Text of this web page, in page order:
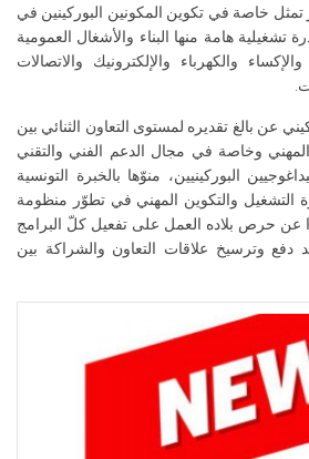
خاصة في تكوين المكونين البوركينين في
هامة منها البناء والأشغال العمومية
والكهرباء والإلكترونيك والاتصالات
عن بالغ تقديره لمستوى التعاون الثنائي بين
وخاصة في مجال الدعم الفني والتقني
البوركينيين، منوّها بالخبرة التونسية
التشغيل والتكوين المهني في تطوّر منظومة
عن حرص بلاده العمل على تفعيل كلّ البرامج
دفع وترسيخ علاقات التعاون والشراكة بين